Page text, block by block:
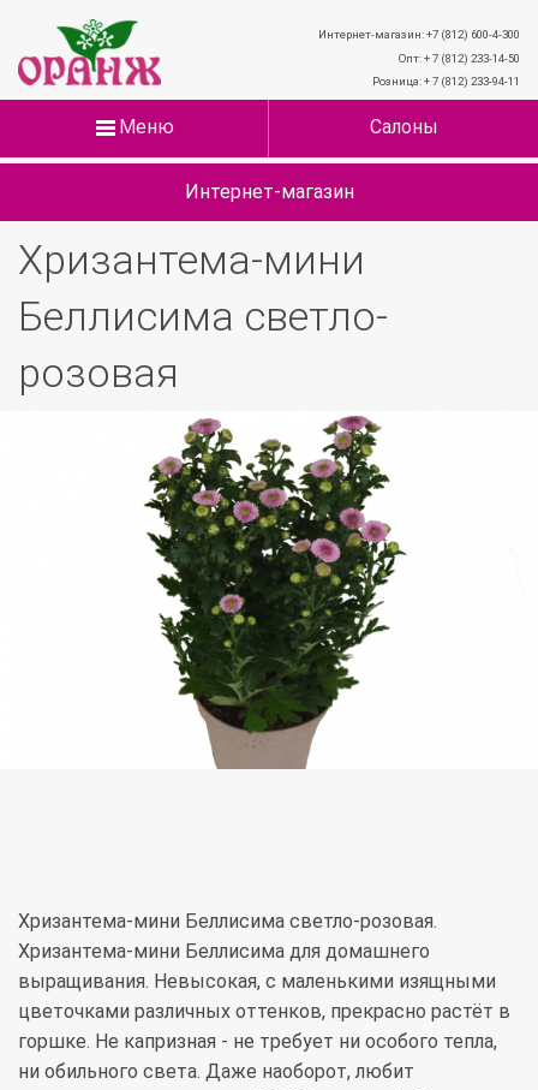
Интернет-магазин: +7 (812) 600-4-300
Опт: + 7 (812) 233-14-50
Розница: + 7 (812) 233-94-11
Меню Салоны
Интернет-магазин
Хризантема-мини
Беллисима светло-
розовая
Хризантема-мини Беллисима светло-розовая.
Хризантема-мини Беллисима для домашнего
выращивания. Невысокая, с маленькими изящными
цветочками различных оттенков, прекрасно растёт в
горшке. Не капризная - не требует ни особого тепла,
ни обильного света. Даже наоборот, любит